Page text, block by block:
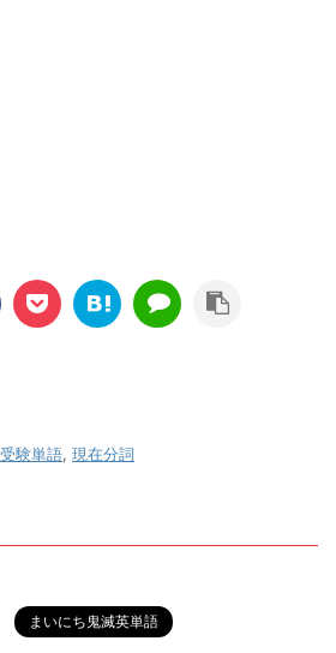
験単語, 現在分詞
まいにち鬼滅英単語